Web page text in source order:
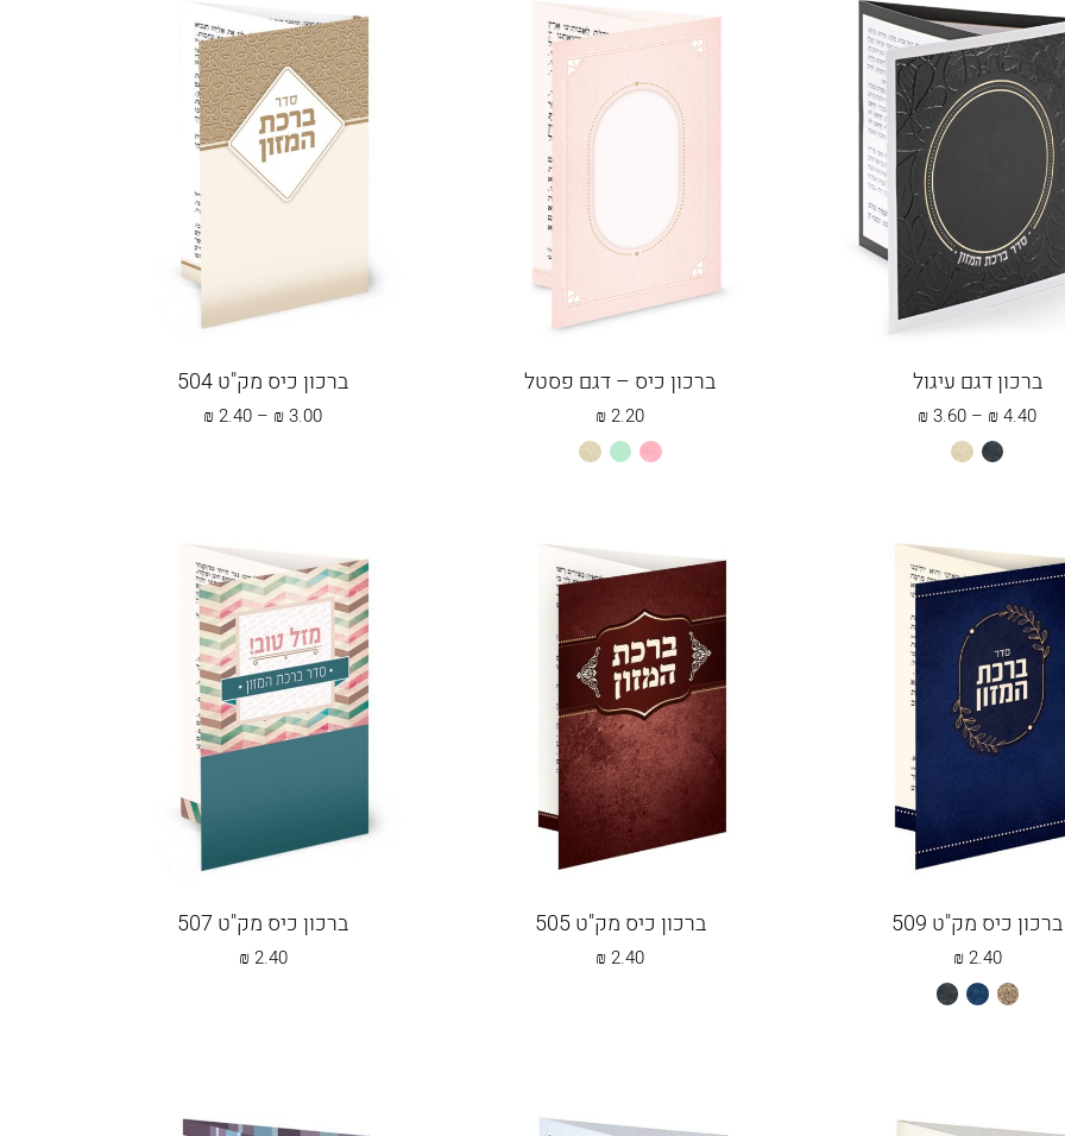
ברכון דגם עיגול
3.60
₪ – 4.40
₪
טווח
שחור שמנת
ברכון כיס – דגם פסטל
2.20
₪
ורוד
מנטה שמנת
ברכון כיס מק"ט 504
2.40
₪ – 3.00
₪
טווח
ברכון כיס מק"ט 509
2.40
₪
חום כחול שחור
ברכון כיס מק"ט 505
2.40
₪
ברכון כיס מק"ט 507
2.40
₪